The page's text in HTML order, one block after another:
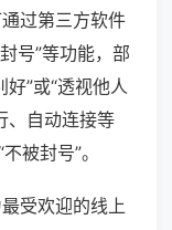
过第三方软件
号”等功能，部
”或“透视他人
、自动连接等
被封号”。
受欢迎的线上